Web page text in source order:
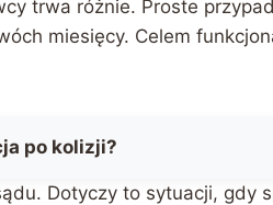
trwa różnie. Proste
miesięcy. Celem
po kolizji?
Dotyczy to sytuacji, gdy